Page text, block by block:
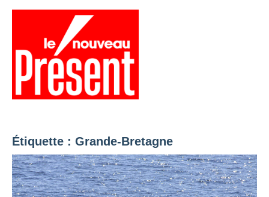
Aller
Étiquette : Grande-Bretagne